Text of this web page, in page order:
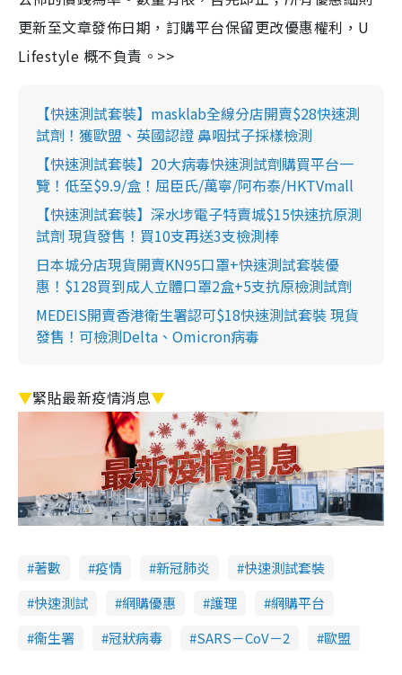
更新至文章發佈日期，訂購平台保留更改優惠權利，U
Lifestyle 概不負責。>>
【快速測試套裝】masklab全線分店開賣$28快速測
試劑！獲歐盟、英國認證 鼻咽拭子採樣檢測
【快速測試套裝】20大病毒快速測試劑購買平台一
覽！低至$9.9/盒！屈臣氏/萬寧/阿布泰/HKTVmall
【快速測試套裝】深水埗電子特賣城$15快速抗原測
試劑 現貨發售！買10支再送3支檢測棒
日本城分店現貨開賣KN95口罩+快速測試套裝優
惠！$128買到成人立體口罩2盒+5支抗原檢測試劑
MEDEIS開賣香港衛生署認可$18快速測試套裝 現貨
發售！可檢測Delta、Omicron病毒
▼緊貼最新疫情消息▼
著數 疫情 新冠肺炎
快速測試套裝
快速測試
網購優惠 護理
網購平台
衞生署
冠狀病毒 SARS－CoV－2 歐盟